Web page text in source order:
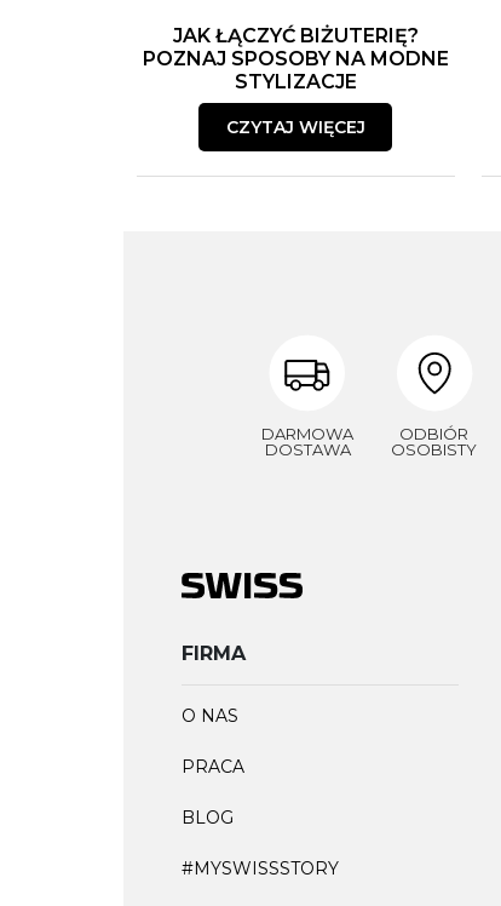
JAK ŁĄCZYĆ BIŻUTERIĘ?
POZNAJ SPOSOBY NA MODNE
STYLIZACJE
CZYTAJ WIĘCEJ
DARMOWA
DOSTAWA
ODBIÓR
OSOBISTY
FIRMA
O NAS
PRACA
BLOG
#MYSWISSSTORY